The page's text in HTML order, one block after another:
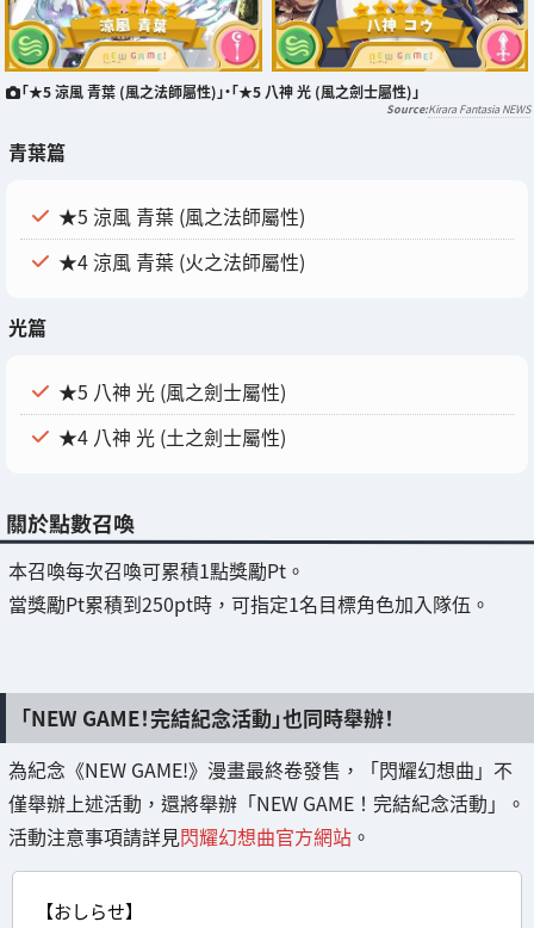
「★5 涼風 青葉 (風之法師屬性)」・「★5 八神 光 (風之劍士屬性)」
Kirara Fantasia NEWS
青葉篇
★5 涼風 青葉 (風之法師屬性)
★4 涼風 青葉 (火之法師屬性)
光篇
★5 八神 光 (風之劍士屬性)
★4 八神 光 (土之劍士屬性)
關於點數召喚
本召喚每次召喚可累積1點獎勵Pt。
當獎勵Pt累積到250pt時，可指定1名目標角色加入隊伍。
「NEW GAME！完結紀念活動」也同時舉辦！
為紀念《NEW GAME!》漫畫最終卷發售，「閃耀幻想曲」不
僅舉辦上述活動，還將舉辦「NEW GAME！完結紀念活動」。
活動注意事項請詳見閃耀幻想曲官方網站 。
【おしらせ】